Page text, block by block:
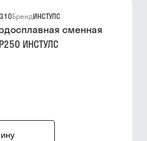
БрендИНСТУЛС
сменная
ИНСТУЛС